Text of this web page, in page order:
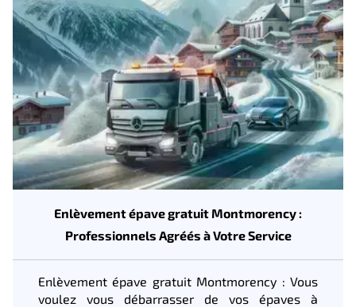
Enlèvement épave gratuit Montmorency :
Professionnels Agréés à Votre Service
Enlèvement épave gratuit Montmorency : Vous
voulez vous débarrasser de vos épaves à